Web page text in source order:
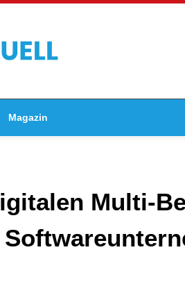
Magazin
Multi-